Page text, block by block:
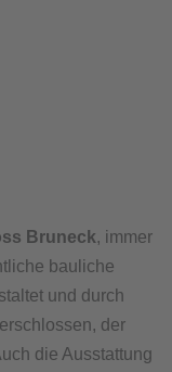
Bruneck, immer
bauliche
und durch
der
die Ausstattung